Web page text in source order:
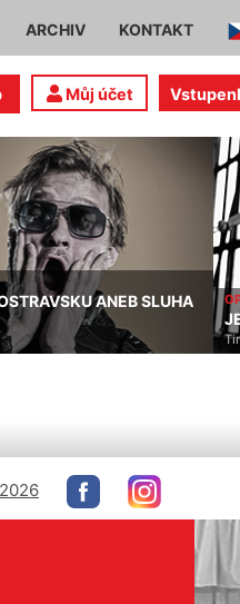
ARCHIV KONTAKT
Můj účet
ANEB SLUHA
Tim